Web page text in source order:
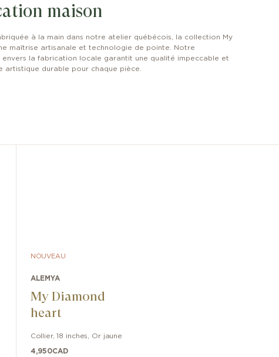
maison
à la main dans notre atelier québécois, la collection My
maîtrise artisanale et technologie de pointe. Notre
envers la fabrication locale garantit une qualité impeccable et
artistique durable pour chaque pièce.
NOUVEAU
ALEMYA
My Diamond
heart
Collier,18 inches Or jaune
4,950CAD